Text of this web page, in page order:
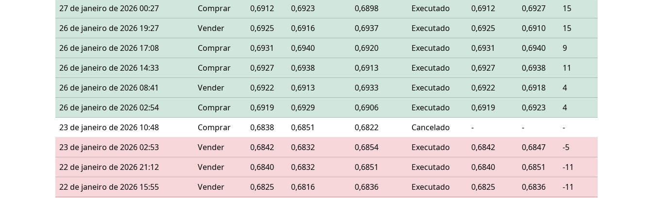
27 de janeiro de 2026 00:27
Comprar 0,6912 0,6923 0,6898 Executado 0,6912 0,6927
15
26 de janeiro de 2026 19:27
Vender 0,6925 0,6916 0,6937 Executado 0,6925 0,6910
15
26 de janeiro de 2026 17:08
Comprar 0,6931 0,6940 0,6920 Executado 0,6931 0,6940
9
26 de janeiro de 2026 14:33
Comprar 0,6927 0,6938 0,6913 Executado 0,6927 0,6938
11
26 de janeiro de 2026 08:41
Vender 0,6922 0,6913 0,6933 Executado 0,6922 0,6918
4
26 de janeiro de 2026 02:54
Comprar 0,6919 0,6929 0,6906 Executado 0,6919 0,6923
4
23 de janeiro de 2026 10:48
Comprar 0,6838 0,6851 0,6822 Cancelado - -
-
23 de janeiro de 2026 02:53
Vender 0,6842 0,6832 0,6854 Executado 0,6842 0,6847
-5
22 de janeiro de 2026 21:12
Vender 0,6840 0,6832 0,6851 Executado 0,6840 0,6851
-11
22 de janeiro de 2026 15:55
Vender 0,6825 0,6816 0,6836 Executado 0,6825 0,6836
-11